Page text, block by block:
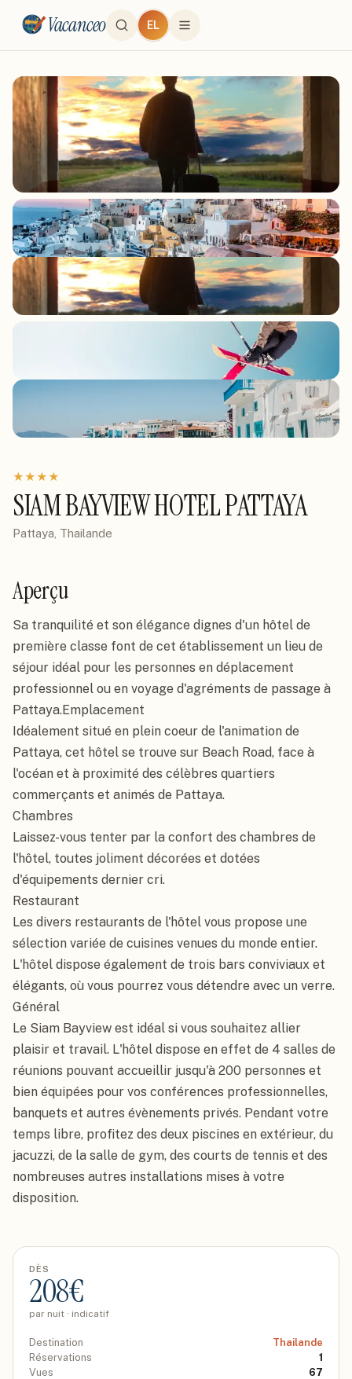
Vacanceo EL
★★★★
SIAM BAYVIEW HOTEL PATTAYA
Pattaya, Thailande
Aperçu
Sa tranquilité et son élégance dignes d'un hôtel de
première classe font de cet établissement un lieu de
séjour idéal pour les personnes en déplacement
professionnel ou en voyage d'agréments de passage à
Pattaya.Emplacement
Idéalement situé en plein coeur de l'animation de
Pattaya, cet hôtel se trouve sur Beach Road, face à
l'océan et à proximité des célèbres quartiers
commerçants et animés de Pattaya.
Chambres
Laissez-vous tenter par la confort des chambres de
l'hôtel, toutes joliment décorées et dotées
d'équipements dernier cri.
Restaurant
Les divers restaurants de l'hôtel vous propose une
sélection variée de cuisines venues du monde entier.
L'hôtel dispose également de trois bars conviviaux et
élégants, où vous pourrez vous détendre avec un verre.
Général
Le Siam Bayview est idéal si vous souhaitez allier
plaisir et travail. L'hôtel dispose en effet de 4 salles de
réunions pouvant accueillir jusqu'à 200 personnes et
bien équipées pour vos conférences professionnelles,
banquets et autres évènements privés. Pendant votre
temps libre, profitez des deux piscines en extérieur, du
jacuzzi, de la salle de gym, des courts de tennis et des
nombreuses autres installations mises à votre
disposition.
DÈS
208€
par nuit · indicatif
Destination
Thailande
Réservations
1
Vues
67